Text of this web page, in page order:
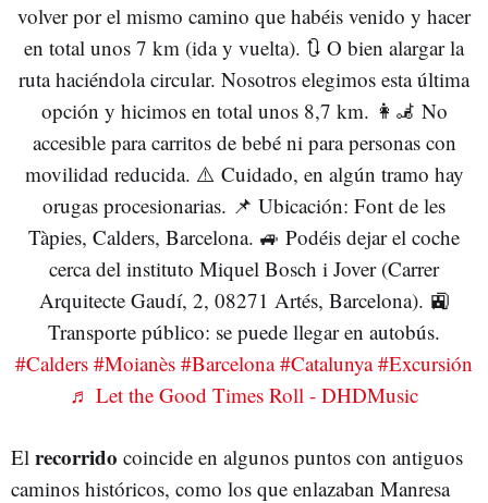
volver por el mismo camino que habéis venido y hacer
en total unos 7 km (ida y vuelta). 🔃 O bien alargar la
ruta haciéndola circular. Nosotros elegimos esta última
opción y hicimos en total unos 8,7 km. 👩🦼 No
accesible para carritos de bebé ni para personas con
movilidad reducida. ⚠️ Cuidado, en algún tramo hay
orugas procesionarias. 📌 Ubicación: Font de les
Tàpies, Calders, Barcelona. 🚙 Podéis dejar el coche
cerca del instituto Miquel Bosch i Jover (Carrer
Arquitecte Gaudí, 2, 08271 Artés, Barcelona). 🚉
Transporte público: se puede llegar en autobús.
#Calders #Moianès #Barcelona #Catalunya #Excursión
♬ Let the Good Times Roll - DHDMusic
El recorrido coincide en algunos puntos con antiguos
caminos históricos, como los que enlazaban Manresa